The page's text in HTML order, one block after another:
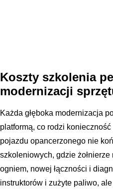
Koszty szkolenia
modernizacji
Każda głęboka modernizacja
platformą, co rodzi
pojazdu opancerzonego nie
szkoleniowych, gdzie
ogniem, nowej łączności i
instruktorów i zużyte paliwo,